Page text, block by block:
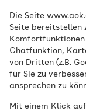
Die Seite
Seite bereitstellen
Komfortfunktionen
Chatfunktion,
von Dritten (z.B.
für Sie zu
ansprechen zu
Mit einem Klick
Wie